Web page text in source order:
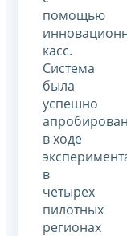
помощью
касс.
Система
была
успешно
в ходе
в
четырех
пилотных
регионах